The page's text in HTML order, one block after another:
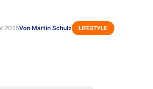
2025Von Martin Schulz LIFESTYLE